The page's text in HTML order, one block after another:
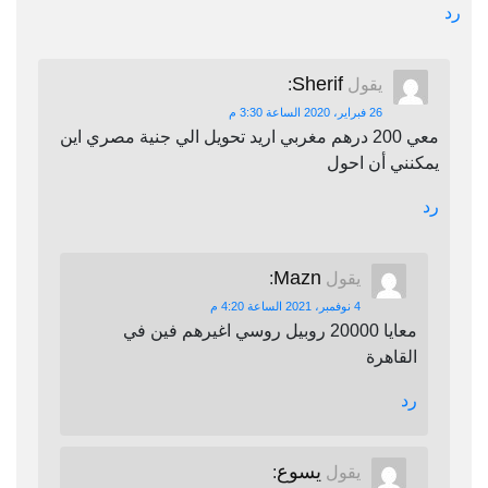
رد
يقول Sherif
:
26 فبراير، 2020 الساعة 3:30 م
معي 200 درهم مغربي اريد تحويل الي جنية مصري اين
يمكنني أن احول
رد
يقول Mazn
:
4 نوفمبر، 2021 الساعة 4:20 م
معايا 20000 روبيل روسي اغيرهم فين في
القاهرة
رد
يقول يسوع: